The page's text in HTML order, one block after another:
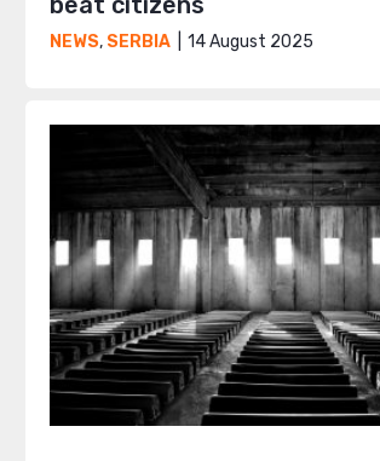
NEWS, SERBIA 14 August 2025